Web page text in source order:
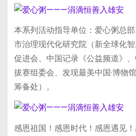
本系列活动指导单位：爱心粥总
市治理现代化研究院（新全球化
促进会、中国记录《公益频道》
拔赛组委会、发现最美中国·博物
筹备处）。
感恩祖国！感恩时代！感恩遇见